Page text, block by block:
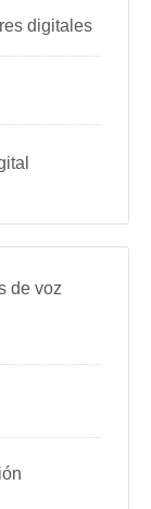
digitales
de voz